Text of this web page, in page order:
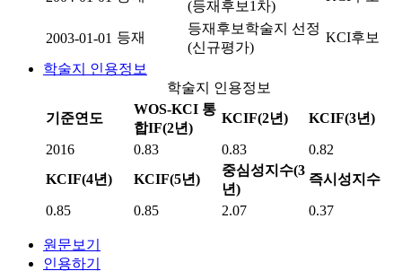
(등재후보1차)
2003-01-01 등재
등재후보학술지 선정
(신규평가)
KCI후보
학술지 인용정보
학술지 인용정보
기준연도
WOS-KCI 통
합IF(2년)
KCIF(2년) KCIF(3년)
2016 0.83 0.83
0.82
KCIF(4년)
KCIF(5년)
중심성지수(3
년)
즉시성지수
0.85 0.85 2.07 0.37
원문보기
인용하기